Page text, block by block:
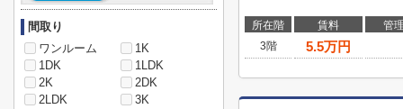
所在階 賃料
管
3階
5.5万円
間取り
ワンルーム
1K
1DK
1LDK
2K
2DK
2LDK
3K